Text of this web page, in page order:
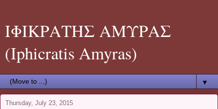
ΙΦΙΚΡΑΤΗΣ ΑΜΥΡΑΣ
(Iphicratis Amyras)
▼
Thursday, July 23, 2015